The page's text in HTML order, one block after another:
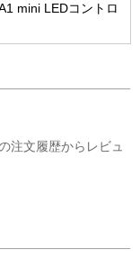
mini LEDコントロ
注文履歴からレビュ